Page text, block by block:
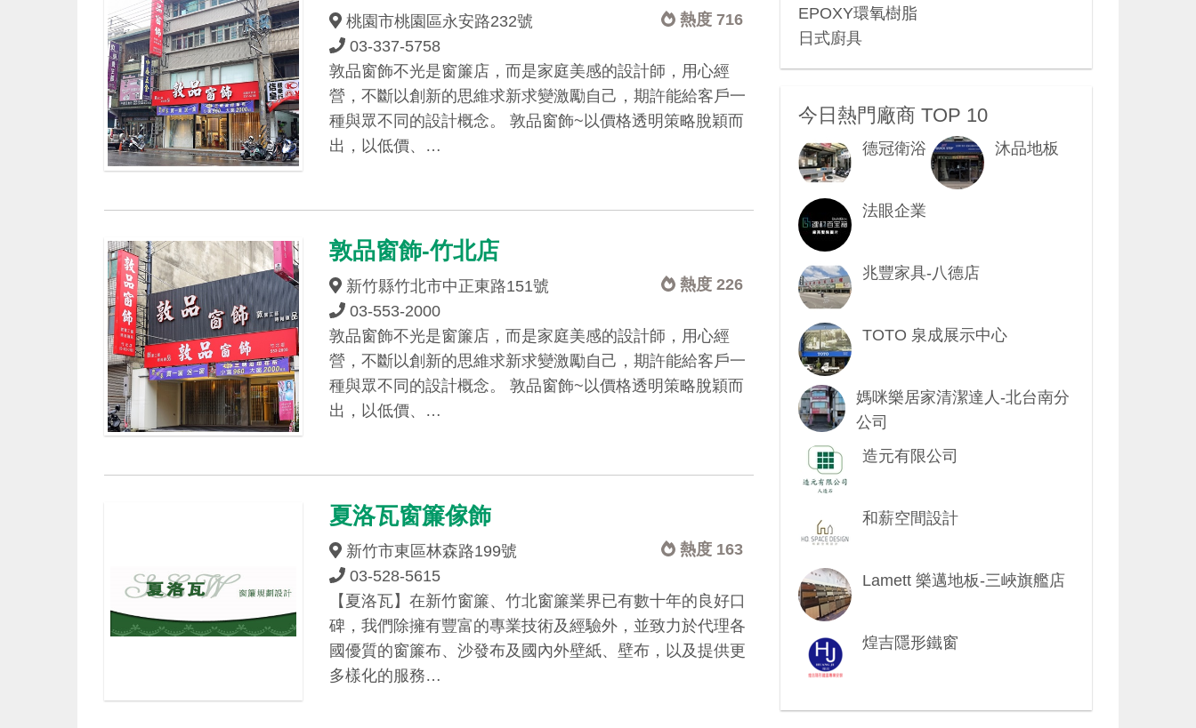
熱度 716
桃園市桃園區永安路232號
03-337-5758
敦品窗飾不光是窗簾店，而是家庭美感的設計師，用心經
營，不斷以創新的思維求新求變激勵自己，期許能給客戶一
種與眾不同的設計概念。 敦品窗飾~以價格透明策略脫穎而
出，以低價、…
敦品窗飾-竹北店
熱度 226
新竹縣竹北市中正東路151號
03-553-2000
敦品窗飾不光是窗簾店，而是家庭美感的設計師，用心經
營，不斷以創新的思維求新求變激勵自己，期許能給客戶一
種與眾不同的設計概念。 敦品窗飾~以價格透明策略脫穎而
出，以低價、…
夏洛瓦窗簾傢飾
熱度 163
新竹市東區林森路199號
03-528-5615
【夏洛瓦】在新竹窗簾、竹北窗簾業界已有數十年的良好口
碑，我們除擁有豐富的專業技術及經驗外，並致力於代理各
國優質的窗簾布、沙發布及國內外壁紙、壁布，以及提供更
多樣化的服務…
EPOXY環氧樹脂
日式廚具
今日熱門廠商 TOP 10
德冠衛浴 沐品地板
法眼企業
兆豐家具-八德店
TOTO 泉成展示中心
媽咪樂居家清潔達人-北台南分
公司
造元有限公司
和薪空間設計
Lamett 樂邁地板-三峽旗艦店
煌吉隱形鐵窗